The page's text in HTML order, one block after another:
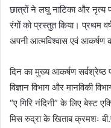
छात्रों ने लघु नाटिका और नृत्य
रंगों को प्रस्तुत किया। प्रथम
अपनी आत्मविश्वास एवं आकर्षण
दिन का मुख्य आकर्षण सर्वश्रेष्ठ
विज्ञान विभाग और मानविकी
“ए गिरि नंदिनी” के लिए बेस्ट
मिस रुद्रा के खिताब क्रमशः